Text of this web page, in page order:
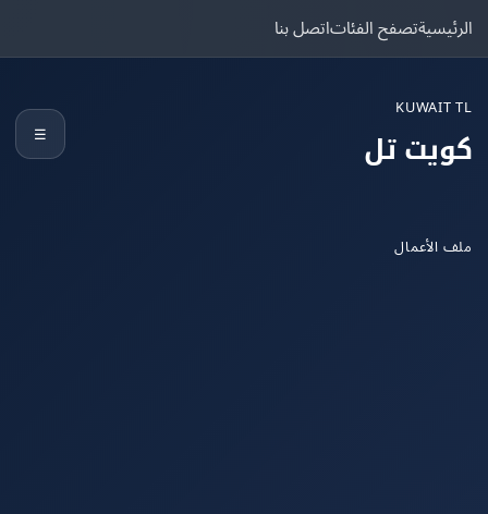
تصفح الفئاتاتصل بنا
تل